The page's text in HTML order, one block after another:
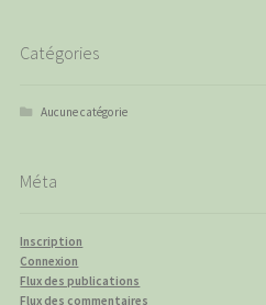
Catégories
Aucune catégorie
Méta
Inscription
Connexion
Flux des publications
Flux des commentaires